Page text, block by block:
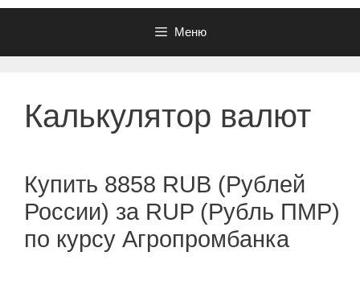
Меню
Калькулятор валют
Купить 8858 RUB (Рублей
России) за RUP (Рубль ПМР)
по курсу Агропромбанка